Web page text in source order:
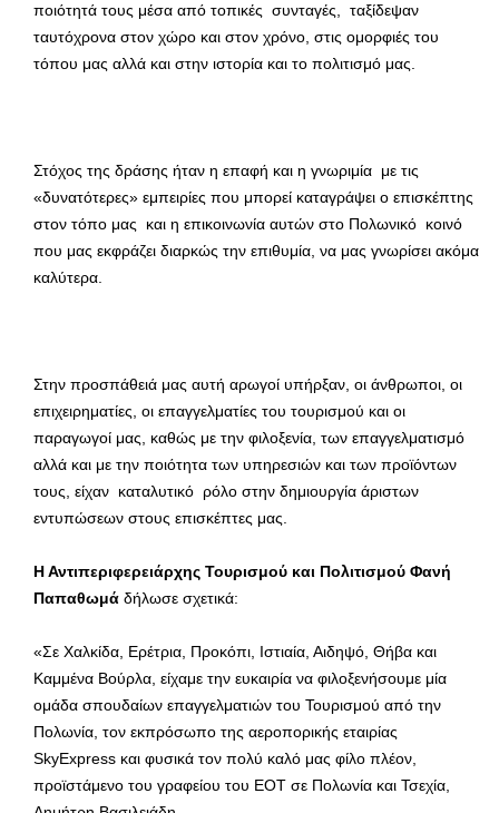
ποιότητά τους μέσα από τοπικές συνταγές, ταξίδεψαν
ταυτόχρονα στον χώρο και στον χρόνο, στις ομορφιές του
τόπου μας αλλά και στην ιστορία και το πολιτισμό μας.
Στόχος της δράσης ήταν η επαφή και η γνωριμία με τις
«δυνατότερες» εμπειρίες που μπορεί καταγράψει ο επισκέπτης
στον τόπο μας και η επικοινωνία αυτών στο Πολωνικό κοινό
που μας εκφράζει διαρκώς την επιθυμία, να μας γνωρίσει ακόμα
καλύτερα.
Στην προσπάθειά μας αυτή αρωγοί υπήρξαν, οι άνθρωποι, οι
επιχειρηματίες, οι επαγγελματίες του τουρισμού και οι
παραγωγοί μας, καθώς με την φιλοξενία, των επαγγελματισμό
αλλά και με την ποιότητα των υπηρεσιών και των προϊόντων
τους, είχαν καταλυτικό ρόλο στην δημιουργία άριστων
εντυπώσεων στους επισκέπτες μας.
Η Αντιπεριφερειάρχης Τουρισμού και Πολιτισμού Φανή
Παπαθωμά δήλωσε σχετικά:
«Σε Χαλκίδα, Ερέτρια, Προκόπι, Ιστιαία, Αιδηψό, Θήβα και
Καμμένα Βούρλα, είχαμε την ευκαιρία να φιλοξενήσουμε μία
ομάδα σπουδαίων επαγγελματιών του Τουρισμού από την
Πολωνία, τον εκπρόσωπο της αεροπορικής εταιρίας
SkyExpress και φυσικά τον πολύ καλό μας φίλο πλέον,
προϊστάμενο του γραφείου του ΕΟΤ σε Πολωνία και Τσεχία,